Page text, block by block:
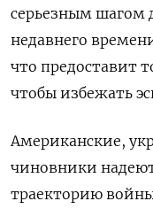
серьезным шагом
недавнего
что предоставит
чтобы избежать
Американские,
чиновники
траекторию